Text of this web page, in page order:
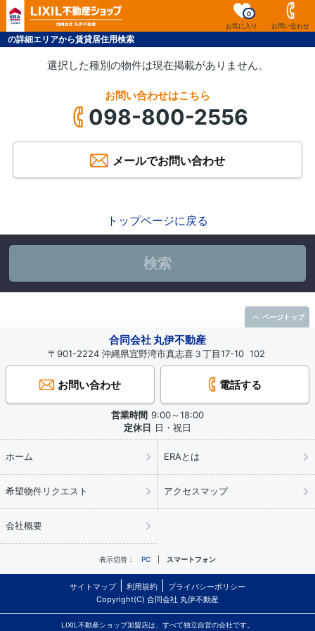
お気に入り
0
お問い合わせ
の詳細エリアから賃貸居住用検索
選択した種別の物件は現在掲載がありません。
お問い合わせはこちら
098-800-2556
メールでお問い合わせ
トップページに戻る
検索
合同会社 丸伊不動産
〒901-2224 沖縄県宜野湾市真志喜３丁目17-10 102
お問い合わせ 電話する
営業時間 9:00～18:00
定休日 日・祝日
ホーム ERAとは
希望物件リクエスト アクセスマップ
会社概要
表示切替： PC スマートフォン
サイトマップ 利用規約
プライバシーポリシー
Copyright(C) 合同会社 丸伊不動産
LIXIL不動産ショップ加盟店は、すべて独立自営の会社です。
ページトップ